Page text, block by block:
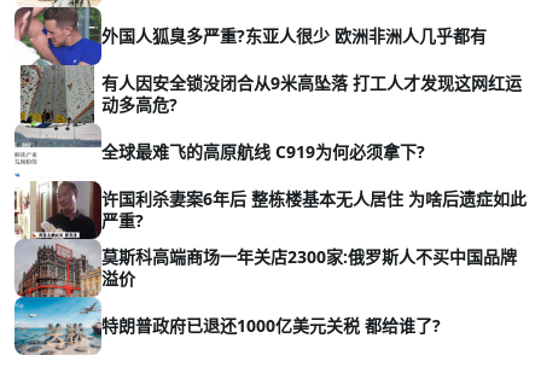
外国人狐臭多严重?东亚人很少 欧洲非洲人几乎都有
有人因安全锁没闭合从9米高坠落 打工人才发现这网红运
动多高危?
全球最难飞的高原航线 C919为何必须拿下?
许国利杀妻案6年后 整栋楼基本无人居住 为啥后遗症如此
严重?
莫斯科高端商场一年关店2300家:俄罗斯人不买中国品牌
溢价
特朗普政府已退还1000亿美元关税 都给谁了?